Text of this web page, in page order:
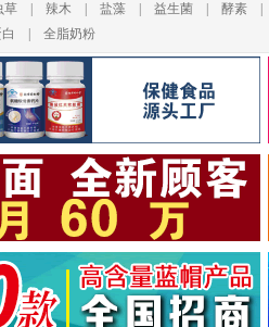
草 辣木 盐藻 益生菌 酵素
全脂奶粉